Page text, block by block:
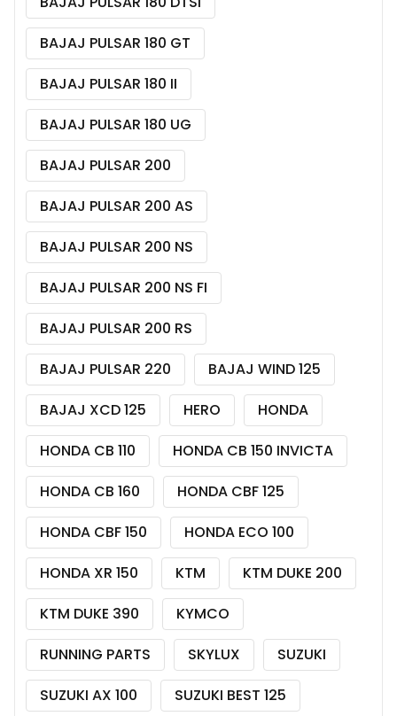
BAJAJ PULSAR 180 GT
BAJAJ PULSAR 180 II
BAJAJ PULSAR 180 UG
BAJAJ PULSAR 200
BAJAJ PULSAR 200 AS
BAJAJ PULSAR 200 NS
BAJAJ PULSAR 200 NS FI
BAJAJ PULSAR 200 RS
BAJAJ PULSAR 220
BAJAJ WIND 125
BAJAJ XCD 125
HERO
HONDA
HONDA CB 110
HONDA CB 150 INVICTA
HONDA CB 160
HONDA CBF 125
HONDA CBF 150
HONDA ECO 100
HONDA XR 150
KTM
KTM DUKE 200
KTM DUKE 390
KYMCO
RUNNING PARTS
SKYLUX
SUZUKI
SUZUKI AX 100
SUZUKI BEST 125